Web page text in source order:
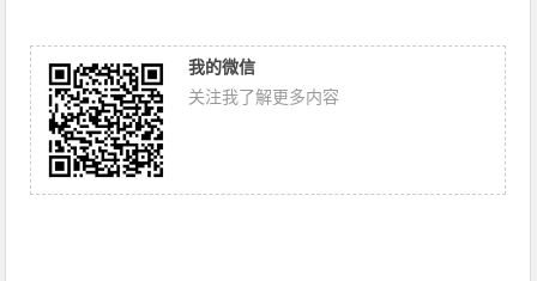
我的微信
关注我了解更多内容